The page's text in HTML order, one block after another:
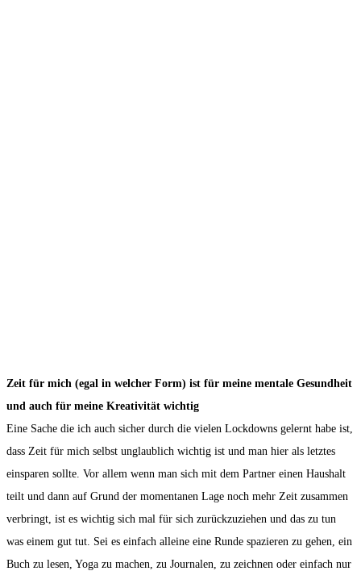
Zeit für mich (egal in welcher Form) ist für meine mentale Gesundheit
und auch für meine Kreativität wichtig
Eine Sache die ich auch sicher durch die vielen Lockdowns gelernt habe ist,
dass Zeit für mich selbst unglaublich wichtig ist und man hier als letztes
einsparen sollte. Vor allem wenn man sich mit dem Partner einen Haushalt
teilt und dann auf Grund der momentanen Lage noch mehr Zeit zusammen
verbringt, ist es wichtig sich mal für sich zurückzuziehen und das zu tun
was einem gut tut. Sei es einfach alleine eine Runde spazieren zu gehen, ein
Buch zu lesen, Yoga zu machen, zu Journalen, zu zeichnen oder einfach nur